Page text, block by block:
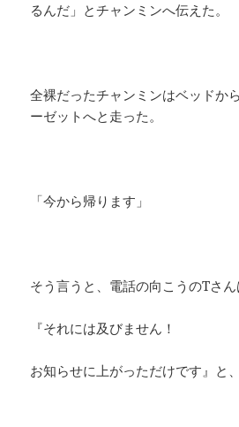
るんだ」とチャンミンへ伝えた。
全裸だったチャンミンはベッドか
ーゼットへと走った。
「今から帰ります」
そう言うと、電話の向こうのTさん
『それには及びません！
お知らせに上がっただけです』と